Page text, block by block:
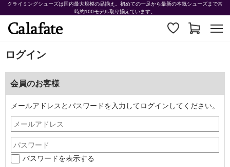
クライミングシューズは国内最大規模の品揃え。初めての一足から最新の本気シューズまで常
時約100モデル取り揃えています。
ログイン
会員のお客様
メールアドレスとパスワードを入力してログインしてください。
パスワードを表示する